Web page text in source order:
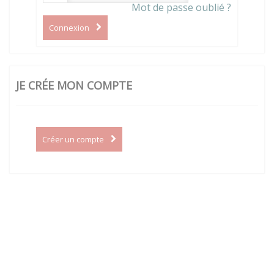
Mot de passe oublié ?
Connexion
JE CRÉE MON COMPTE
Créer un compte